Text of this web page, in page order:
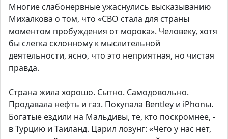
Многие слабонервные ужаснулись высказыванию
Михалкова о том, что «СВО стала для страны
моментом пробуждения от морока». Человеку, хотя
бы слегка склонному к мыслительной
деятельности, ясно, что это неприятная, но чистая
правда.
Страна жила хорошо. Сытно. Самодовольно.
Продавала нефть и газ. Покупала Bentley и iPhonы.
Богатые ездили на Мальдивы, те, кто поскромнее, -
в Турцию и Таиланд. Царил лозунг: «Чего у нас нет,